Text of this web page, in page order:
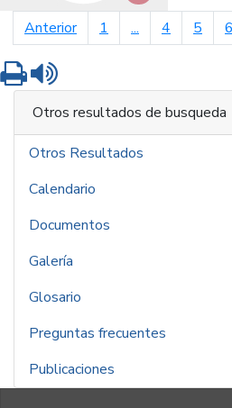
Anteriorpágina anterior
1 ... 4 5 6
Imprimir
Otros resultados de busqueda
Otros Resultados
Calendario
Documentos
Galería
Glosario
Preguntas frecuentes
Publicaciones